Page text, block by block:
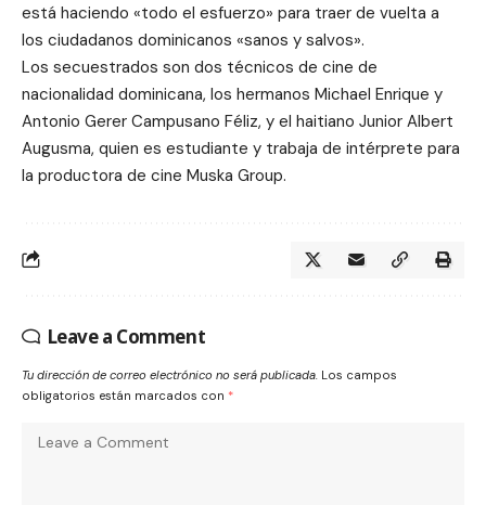
está haciendo «todo el esfuerzo» para traer de vuelta a
los ciudadanos dominicanos «sanos y salvos».
Los secuestrados son dos técnicos de cine de
nacionalidad dominicana, los hermanos Michael Enrique y
Antonio Gerer Campusano Féliz, y el haitiano Junior Albert
Augusma, quien es estudiante y trabaja de intérprete para
la productora de cine Muska Group.
Leave a Comment
Tu dirección de correo electrónico no será publicada. Los campos
obligatorios están marcados con *